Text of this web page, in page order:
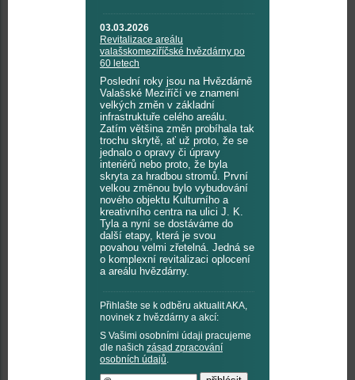
03.03.2026
Revitalizace areálu
valašskomeziříčské hvězdárny po
60 letech
Poslední roky jsou na Hvězdárně
Valašské Meziříčí ve znamení
velkých změn v základní
infrastruktuře celého areálu.
Zatím většina změn probíhala tak
trochu skrytě, ať už proto, že se
jednalo o opravy či úpravy
interiérů nebo proto, že byla
skryta za hradbou stromů. První
velkou změnou bylo vybudování
nového objektu Kulturního a
kreativního centra na ulici J. K.
Tyla a nyní se dostáváme do
další etapy, která je svou
povahou velmi zřetelná. Jedná se
o komplexní revitalizaci oplocení
a areálu hvězdárny.
Přihlašte se k odběru aktualit AKA,
novinek z hvězdárny a akcí:
S Vašimi osobními údaji pracujeme
dle našich zásad zpracování
osobních údajů.